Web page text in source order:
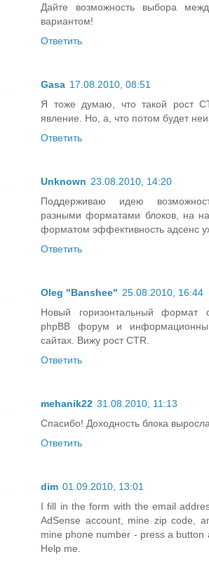
Дайте возможность выбора
вариантом!
Ответить
Gasa 17.08.2010, 08:51
Я тоже думаю, что такой рост
явление. Но, а, что потом будет
Ответить
Unknown 23.08.2010, 14:20
Поддерживаю идею
разными форматами блоков, на
форматом эффективность адсенс
Ответить
Oleg "Banshee" 25.08.2010, 16:44
Новый горизонтальный формат
phpBB форум и
сайтах. Вижу рост CTR.
Ответить
mehanik22 31.08.2010, 11:13
Спасибо! Доходность блока
Ответить
dim 01.09.2010, 13:01
I fill in the form with the email
AdSense account, mine zip code,
mine phone number - press a button
Help me.